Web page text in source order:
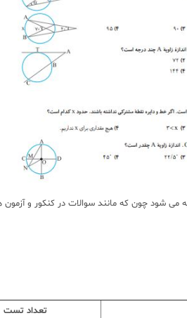
که مانند سوالات در کنکور و آزمون
تعداد تست